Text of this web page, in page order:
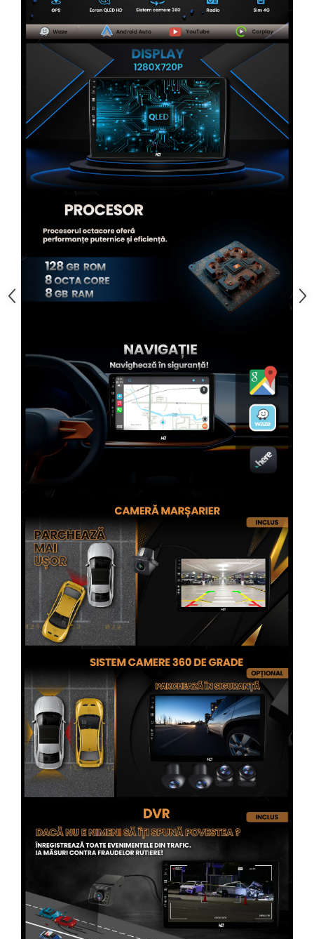
Rame adaptoare Nissan
Rame adaptoare Fiat
Rame adaptoare Hyundai
Rame adaptoare Chevrolet
Rame adaptoare Mitsubishi
Rame adaptoare Jeep
Rame adaptoare Chrysler
Rame adaptoare Dodge
Rame adaptoare Isuzu
Rame adaptoare Iveco
Rame adaptoare Smart
Rame adaptoare Land Rover
Rame adaptoare Ssangyong
Conectica Auto
Conectică Audi
Conectică Ford
Conectică Volkswagen
Conectică Skoda
Conectică Honda
Conectică BMW
Conectică BMW
Conectică Chevrolet
Conectică Renault